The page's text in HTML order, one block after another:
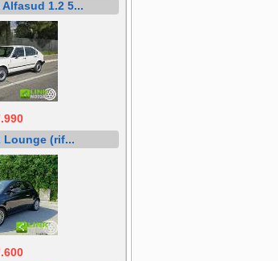
Alfasud 1.2 5...
Lounge (rif...